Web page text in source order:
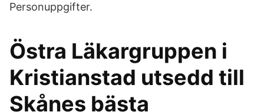
Personuppgifter.
Östra Läkargruppen i
Kristianstad utsedd till
Skånes bästa